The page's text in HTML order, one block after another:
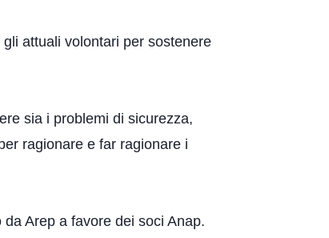
attuali volontari per sostenere
sia i problemi di sicurezza,
ragionare e far ragionare i
Arep a favore dei soci Anap.